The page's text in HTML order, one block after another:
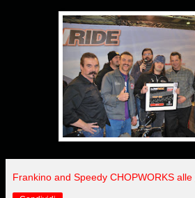
Frankino and Speedy CHOPWORKS alle